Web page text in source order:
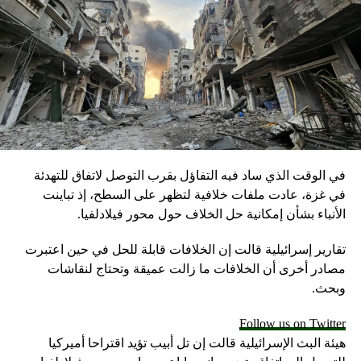
RELATED TOPICS:
UP
سابقة”.. الجيش المصري يعلن مشاركته في
استفتاء التعديلات الدستورية
DON'T MISS
إليكم أبرز مواقف السيسي من الدستور وكرسي الرئاسة
في الوقت الذي ساد فيه التفاؤل بقرب التوصل لاتفاق للتهدئة
في غزة، عادت ملفات خلافية لتظهر على السطح، إذ تباينت
الأنباء بشأن إمكانية حل الخلاف حول محور فيلادلفيا.
تقارير إسرائيلية قالت إن الخلافات قابلة للحل في حين اعتبرت
مصادر أخرى أن الخلافات ما زالت عميقة وتحتاج لنقاشات
وبحث.
Follow us on Twitter
هيئة البث الإسرائيلية قالت إن تل أبيب تؤيد اقتراحا أميركيا